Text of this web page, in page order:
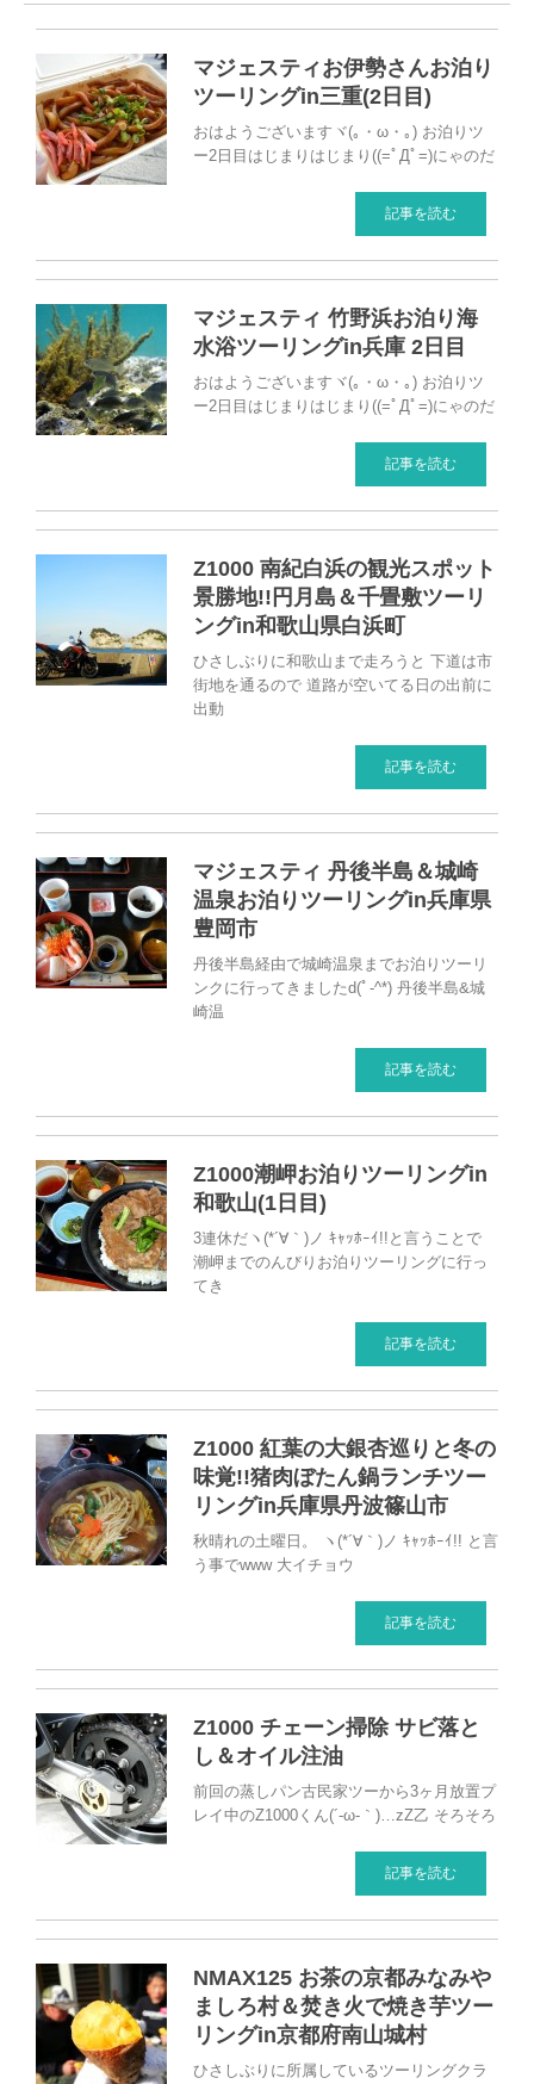
マジェスティお伊勢さんお泊り
ツーリングin三重(2日目)
おはようございますヾ(｡・ω・｡) お泊りツ
ー2日目はじまりはじまり((=ﾟДﾟ=)にゃのだ
記事を読む
マジェスティ 竹野浜お泊り海
水浴ツーリングin兵庫 2日目
おはようございますヾ(｡・ω・｡) お泊りツ
ー2日目はじまりはじまり((=ﾟДﾟ=)にゃのだ
記事を読む
Z1000 南紀白浜の観光スポット
景勝地!!円月島＆千畳敷ツーリ
ングin和歌山県白浜町
ひさしぶりに和歌山まで走ろうと 下道は市
街地を通るので 道路が空いてる日の出前に
出動
記事を読む
マジェスティ 丹後半島＆城崎
温泉お泊りツーリングin兵庫県
豊岡市
丹後半島経由で城崎温泉までお泊りツーリ
ンクに行ってきましたd(ﾟ-^*) 丹後半島&城
崎温
記事を読む
Z1000潮岬お泊りツーリングin
和歌山(1日目)
3連休だヽ(*´∀｀)ノ ｷｬｯﾎｰｲ!!と言うことで
潮岬までのんびりお泊りツーリングに行っ
てき
記事を読む
Z1000 紅葉の大銀杏巡りと冬の
味覚!!猪肉ぼたん鍋ランチツー
リングin兵庫県丹波篠山市
秋晴れの土曜日。 ヽ(*´∀｀)ノ ｷｬｯﾎｰｲ!! と言
う事でwww 大イチョウ
記事を読む
Z1000 チェーン掃除 サビ落と
し＆オイル注油
前回の蒸しパン古民家ツーから3ヶ月放置プ
レイ中のZ1000くん(´-ω-｀)…zZ乙 そろそろ
記事を読む
NMAX125 お茶の京都みなみや
ましろ村＆焚き火で焼き芋ツー
リングin京都府南山城村
ひさしぶりに所属しているツーリングクラ